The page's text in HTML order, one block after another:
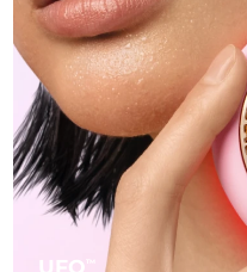
UFO TM
斯洛伐克
斯洛維尼亞
南非
南韓